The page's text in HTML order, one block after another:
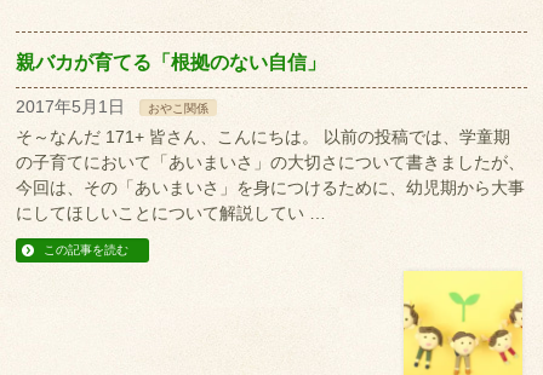
親バカが育てる「根拠のない自信」
2017年5月1日 おやこ関係
そ～なんだ 171+ 皆さん、こんにちは。 以前の投稿では、学童期
の子育てにおいて「あいまいさ」の大切さについて書きましたが、
今回は、その「あいまいさ」を身につけるために、幼児期から大事
にしてほしいことについて解説してい …
この記事を読む